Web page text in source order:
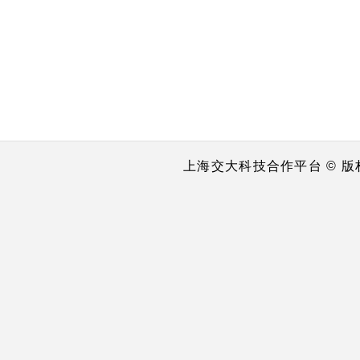
上海交大科技合作平台 © 版